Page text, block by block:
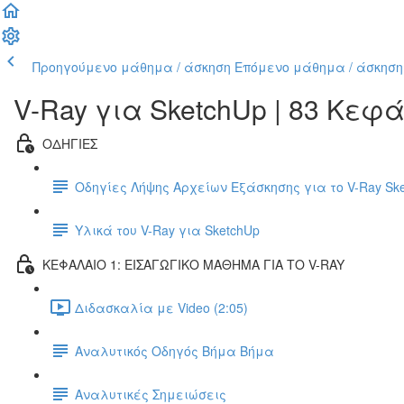
Προηγούμενο μάθημα / άσκηση Επόμενο μάθημα / άσκηση
V-Ray για SketchUp | 83
ΟΔΗΓΙΕΣ
Οδηγίες Λήψης Αρχείων Εξάσκησης για το V-Ray
Υλικά του V-Ray για SketchUp
ΚΕΦΑΛΑΙΟ 1: ΕΙΣΑΓΩΓΙΚΟ ΜΑΘΗΜΑ ΓΙΑ ΤΟ V-RAY
Διδασκαλία με Video (2:05)
Αναλυτικός Οδηγός Βήμα Βήμα
Αναλυτικές Σημειώσεις